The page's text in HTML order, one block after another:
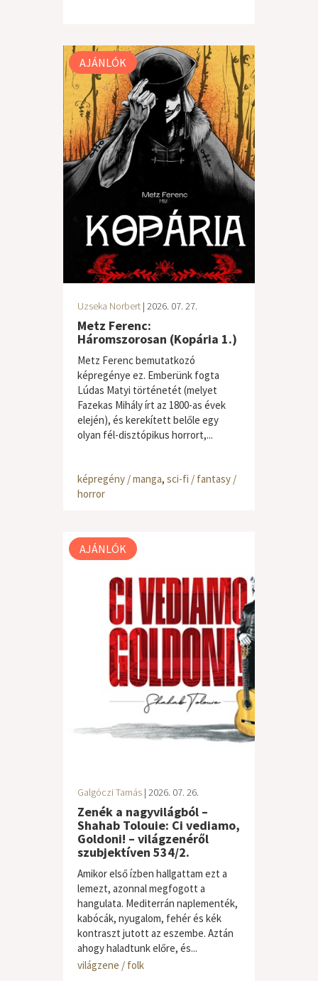
AJÁNLÓK
Uzseka Norbert | 2026. 07. 27.
Metz Ferenc:
Háromszorosan (Kopária 1.)
Metz Ferenc bemutatkozó
képregénye ez. Emberünk fogta
Lúdas Matyi történetét (melyet
Fazekas Mihály írt az 1800-as évek
elején), és kerekített belőle egy
olyan fél-disztópikus horrort,...
képregény / manga, sci-fi / fantasy /
horror
AJÁNLÓK
Galgóczi Tamás | 2026. 07. 26.
Zenék a nagyvilágból –
Shahab Tolouie: Ci vediamo,
Goldoni! – világzenéről
szubjektíven 534/2.
Amikor első ízben hallgattam ezt a
lemezt, azonnal megfogott a
hangulata. Mediterrán naplementék,
kabócák, nyugalom, fehér és kék
kontraszt jutott az eszembe. Aztán
ahogy haladtunk előre, és...
világzene / folk